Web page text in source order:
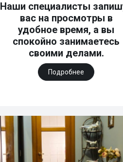
Наши специалисты
вас на просмотры в
удобное время, а вы
спокойно занимаетесь
своими делами.
Подробнее